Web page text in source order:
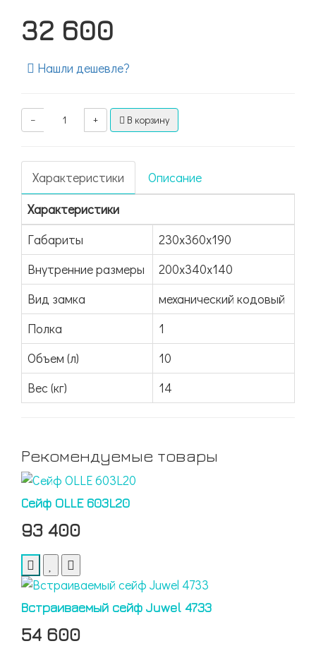
32 600
Нашли дешевле?
− + В корзину
Характеристики
Описание
Характеристики
Габариты
230x360x190
Внутренние размеры
200х340х140
Вид замка
механический кодовый
Полка
1
Объем (л)
10
Вес (кг)
14
Рекомендуемые товары
Сейф OLLE 603L20
93 400
Встраиваемый сейф Juwel 4733
54 600